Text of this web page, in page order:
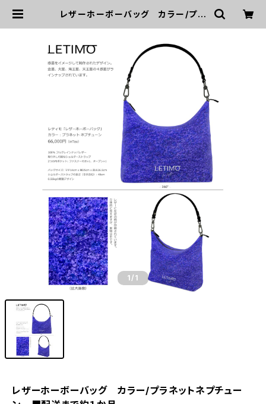
レザーホーボーバッグ カラー/プラ
インショップ
1 /1
レザーホーボーバッグ カラー/プラネットネプチュー